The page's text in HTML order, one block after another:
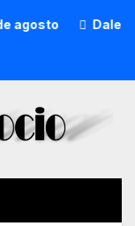
Fest 5 completa